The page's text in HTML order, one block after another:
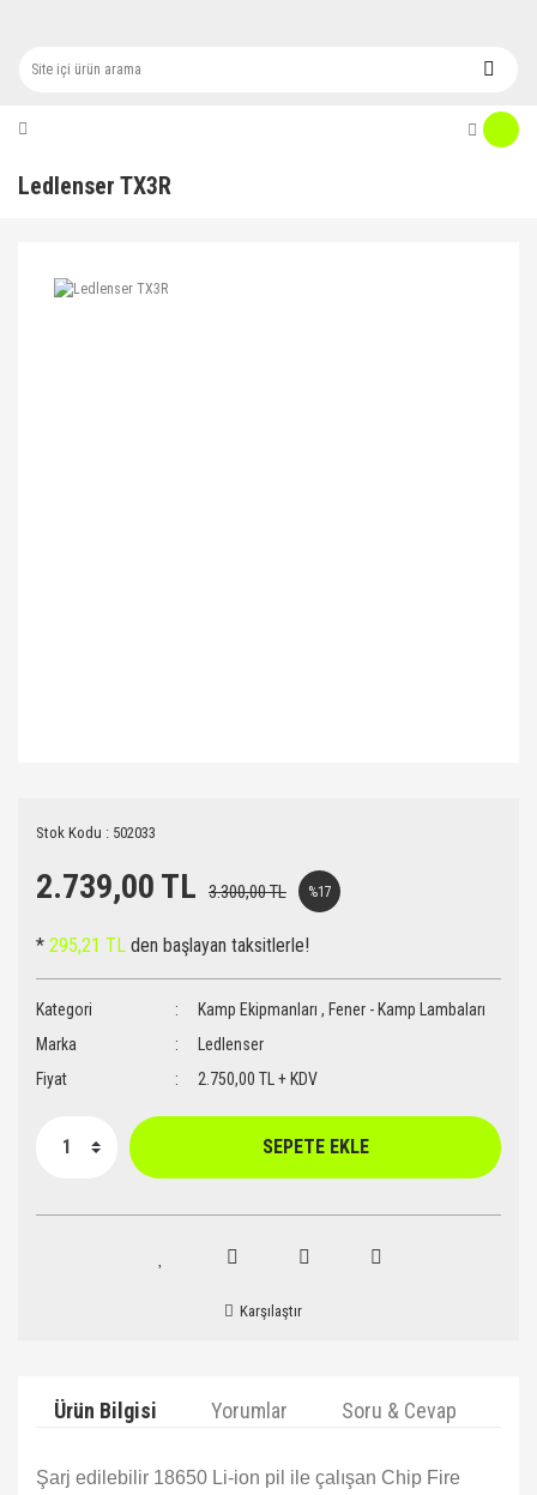
Ledlenser TX3R
Stok Kodu : 502033
2.739,00 TL 3.300,00 TL %17
* 295,21 TL den başlayan taksitlerle!
Kategori Kamp Ekipmanları , Fener - Kamp Lambaları
Marka
Ledlenser
Fiyat
2.750,00 TL + KDV
SEPETE EKLE
Karşılaştır
Ürün Bilgisi Yorumlar Soru & Cevap
Şarj edilebilir 18650 Li-ion pil ile çalışan Chip Fire